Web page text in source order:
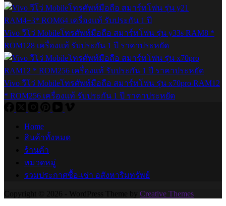
Vivo วีโว่ Mobileโทรศัพท์มือถือ สมาร์ทโฟน รุ่น y33s RAM8 *
ROM128 เครื่องแท้ รับประกัน 1 ปี ราคาประหยัด
Vivo วีโว่ Mobileโทรศัพท์มือถือ สมาร์ทโฟน รุ่น x70pro RAM12
* ROM256 เครื่องแท้ รับประกัน 1 ปี ราคาประหยัด
Home
สินค้าทั้งหมด
ร้านค้า
หมวดหมู่
รวมประกาศซื้อ-เช่า อสังหาริมทรัพย์
Copyright © 2026 - WordPress Theme by Creative Themes